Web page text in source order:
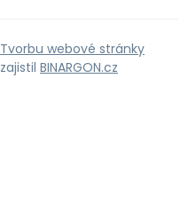
Tvorbu webové stránky
zajistil BINARGON.cz